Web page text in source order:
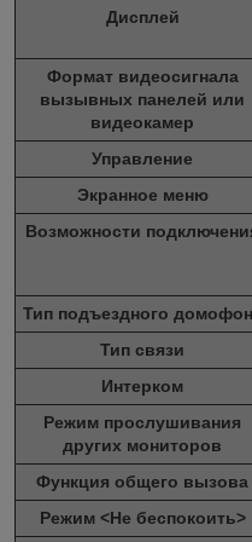
Дисплей
Формат видеосигнала
вызывных панелей или
видеокамер
Управление
Экранное меню
Возможности
Тип подъездного
Тип связи
Интерком
Режим прослушивания
других мониторов
Функция общего вызова
Режим <Не беспокоить>